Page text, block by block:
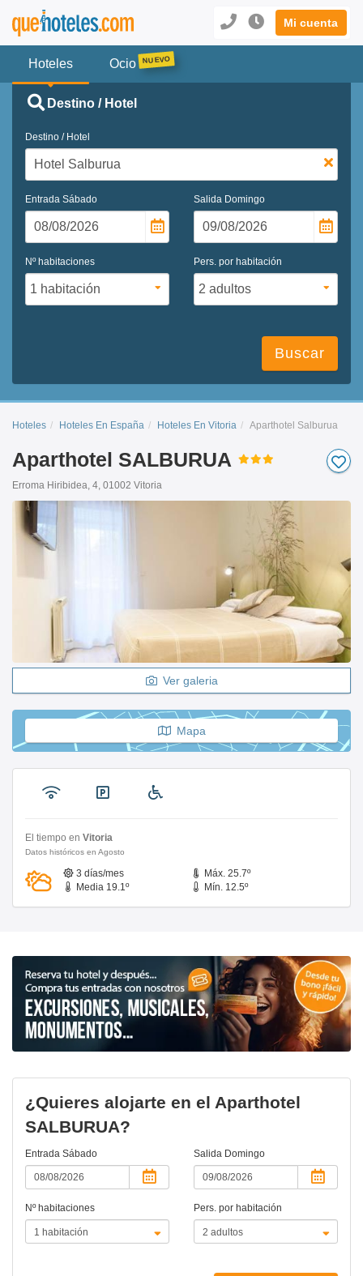
Mi cuenta
Hoteles Ocio
Destino / Hotel
Destino / Hotel
Entrada Sábado Salida Domingo
Nº habitaciones Pers. por habitación
Buscar
Hoteles Hoteles En España Hoteles En Vitoria Aparthotel Salburua
Aparthotel SALBURUA
Erroma Hiribidea, 4, 01002 Vitoria
Ver galeria
Mapa
El tiempo en Vitoria
Datos históricos en Agosto
3 días/mes
Máx. 25.7º
Media 19.1º
Mín. 12.5º
¿Quieres alojarte en el Aparthotel
SALBURUA?
Entrada Sábado Salida Domingo
Nº habitaciones Pers. por habitación